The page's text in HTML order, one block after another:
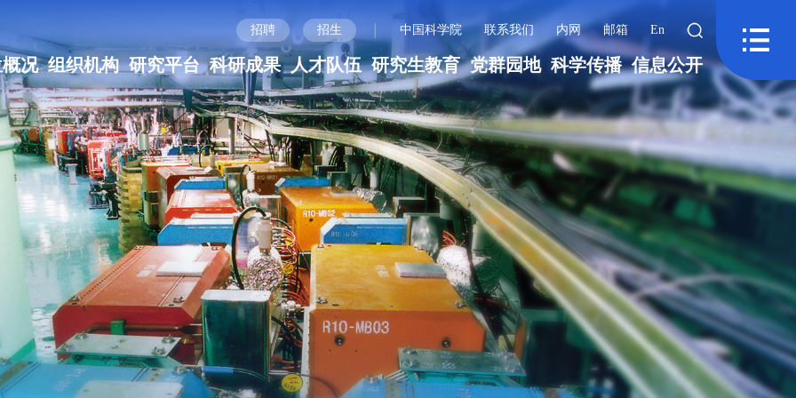
招聘 招生 | 中国科学院 联系我们 内网 邮箱 En
况 组织机构 研究平台 科研成果 人才队伍 研究生教育 党群园地 科学传播 信息公开